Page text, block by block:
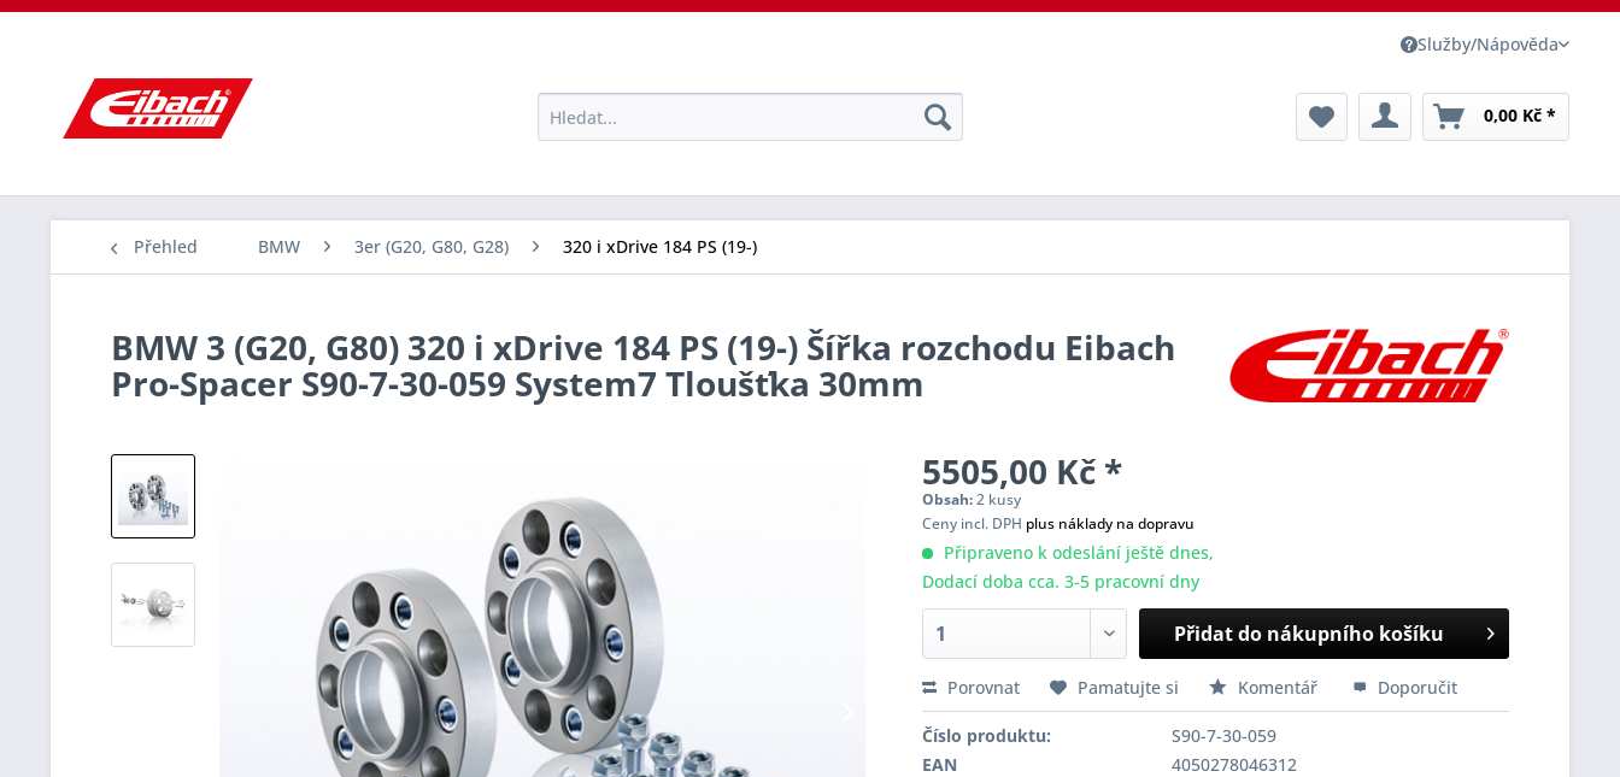
Služby/Nápověda
0,00 Kč *
Přehled BMW 3er (G20, G80, G28) 320 i xDrive 184 PS (19-)
BMW 3 (G20, G80) 320 i xDrive 184 PS (19-) Šířka rozchodu Eibach
Pro-Spacer S90-7-30-059 System7 Tloušťka 30mm
5505,00 Kč *
Obsah:2 kusy
Ceny incl. DPH plus náklady na dopravu
Připraveno k odeslání ještě dnes,
Dodací doba cca. 3-5 pracovní dny
Přidat do nákupního košíku
Porovnat Pamatujte si Komentář Doporučit
Číslo produktu:
S90-7-30-059
EAN
4050278046312